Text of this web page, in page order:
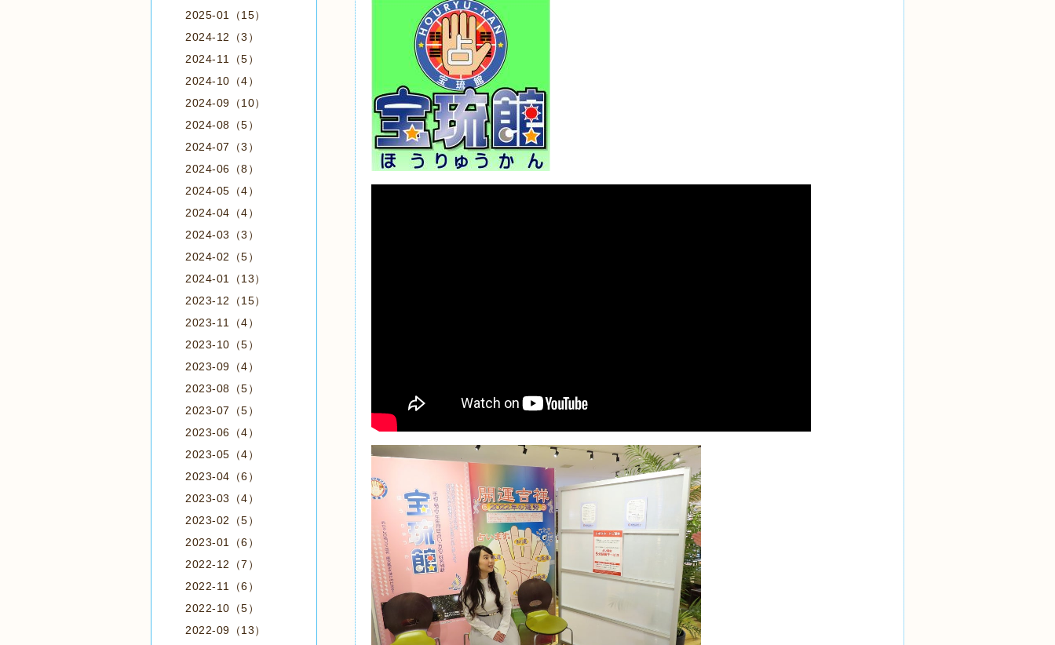
2025-01（15）
2024-12（3）
2024-11（5）
2024-10（4）
2024-09（10）
2024-08（5）
2024-07（3）
2024-06（8）
2024-05（4）
2024-04（4）
2024-03（3）
2024-02（5）
2024-01（13）
2023-12（15）
2023-11（4）
2023-10（5）
2023-09（4）
2023-08（5）
2023-07（5）
2023-06（4）
2023-05（4）
2023-04（6）
2023-03（4）
2023-02（5）
2023-01（6）
2022-12（7）
2022-11（6）
2022-10（5）
2022-09（13）